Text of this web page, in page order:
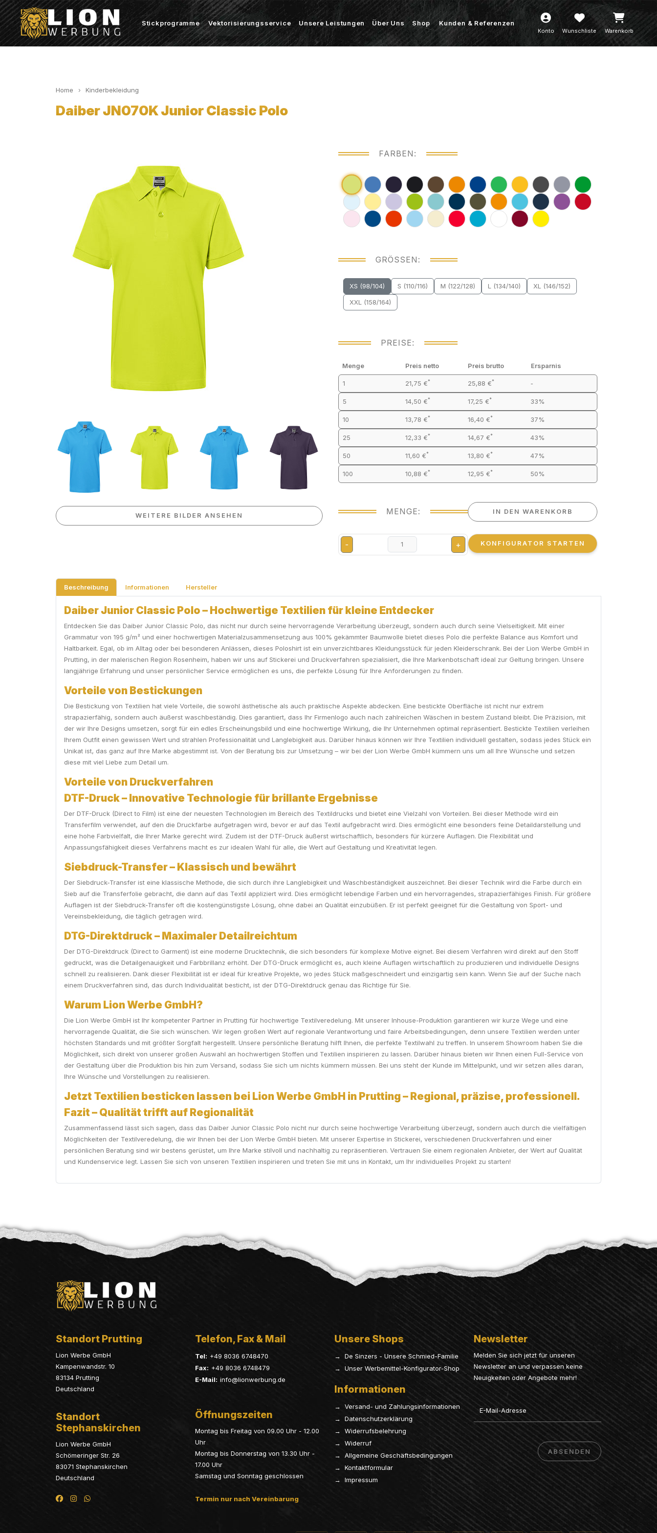
Stickprogramme Vektorisierungsservice Unsere Leistungen Über Uns Shop Kunden & Referenzen
Konto Wunschliste Warenkorb
Home Kinderbekleidung
Daiber JN070K Junior Classic Polo
WEITERE BILDER ANSEHEN
FARBEN:
GRÖSSEN:
XS (98/104) S (110/116) M (122/128) L (134/140) XL (146/152)
XXL (158/164)
PREISE:
Menge Preis netto Preis brutto Ersparnis
1 21,75 €* 25,88 €* -
5 14,50 €* 17,25 €* 33%
10 13,78 €* 16,40 €* 37%
25 12,33 €* 14,67 €* 43%
50 11,60 €* 13,80 €* 47%
100 10,88 €* 12,95 €* 50%
MENGE:
- +
IN DEN WARENKORB
KONFIGURATOR STARTEN
Beschreibung Informationen Hersteller
Daiber Junior Classic Polo – Hochwertige Textilien für kleine Entdecker
Entdecken Sie das Daiber Junior Classic Polo, das nicht nur durch seine hervorragende Verarbeitung überzeugt, sondern auch durch seine Vielseitigkeit. Mit einer
Grammatur von 195 g/m² und einer hochwertigen Materialzusammensetzung aus 100% gekämmter Baumwolle bietet dieses Polo die perfekte Balance aus Komfort und
Haltbarkeit. Egal, ob im Alltag oder bei besonderen Anlässen, dieses Poloshirt ist ein unverzichtbares Kleidungsstück für jeden Kleiderschrank. Bei der Lion Werbe GmbH in
Prutting, in der malerischen Region Rosenheim, haben wir uns auf Stickerei und Druckverfahren spezialisiert, die Ihre Markenbotschaft ideal zur Geltung bringen. Unsere
langjährige Erfahrung und unser persönlicher Service ermöglichen es uns, die perfekte Lösung für Ihre Anforderungen zu finden.
Vorteile von Bestickungen
Die Bestickung von Textilien hat viele Vorteile, die sowohl ästhetische als auch praktische Aspekte abdecken. Eine bestickte Oberfläche ist nicht nur extrem
strapazierfähig, sondern auch äußerst waschbeständig. Dies garantiert, dass Ihr Firmenlogo auch nach zahlreichen Wäschen in bestem Zustand bleibt. Die Präzision, mit
der wir Ihre Designs umsetzen, sorgt für ein edles Erscheinungsbild und eine hochwertige Wirkung, die Ihr Unternehmen optimal repräsentiert. Bestickte Textilien verleihen
Ihrem Outfit einen gewissen Wert und strahlen Professionalität und Langlebigkeit aus. Darüber hinaus können wir Ihre Textilien individuell gestalten, sodass jedes Stück ein
Unikat ist, das ganz auf Ihre Marke abgestimmt ist. Von der Beratung bis zur Umsetzung – wir bei der Lion Werbe GmbH kümmern uns um all Ihre Wünsche und setzen
diese mit viel Liebe zum Detail um.
Vorteile von Druckverfahren
DTF-Druck – Innovative Technologie für brillante Ergebnisse
Der DTF-Druck (Direct to Film) ist eine der neuesten Technologien im Bereich des Textildrucks und bietet eine Vielzahl von Vorteilen. Bei dieser Methode wird ein
Transferfilm verwendet, auf den die Druckfarbe aufgetragen wird, bevor er auf das Textil aufgebracht wird. Dies ermöglicht eine besonders feine Detaildarstellung und
eine hohe Farbvielfalt, die Ihrer Marke gerecht wird. Zudem ist der DTF-Druck äußerst wirtschaftlich, besonders für kürzere Auflagen. Die Flexibilität und
Anpassungsfähigkeit dieses Verfahrens macht es zur idealen Wahl für alle, die Wert auf Gestaltung und Kreativität legen.
Siebdruck-Transfer – Klassisch und bewährt
Der Siebdruck-Transfer ist eine klassische Methode, die sich durch ihre Langlebigkeit und Waschbeständigkeit auszeichnet. Bei dieser Technik wird die Farbe durch ein
Sieb auf die Transferfolie gebracht, die dann auf das Textil appliziert wird. Dies ermöglicht lebendige Farben und ein hervorragendes, strapazierfähiges Finish. Für größere
Auflagen ist der Siebdruck-Transfer oft die kostengünstigste Lösung, ohne dabei an Qualität einzubüßen. Er ist perfekt geeignet für die Gestaltung von Sport- und
Vereinsbekleidung, die täglich getragen wird.
DTG-Direktdruck – Maximaler Detailreichtum
Der DTG-Direktdruck (Direct to Garment) ist eine moderne Drucktechnik, die sich besonders für komplexe Motive eignet. Bei diesem Verfahren wird direkt auf den Stoff
gedruckt, was die Detailgenauigkeit und Farbbrillanz erhöht. Der DTG-Druck ermöglicht es, auch kleine Auflagen wirtschaftlich zu produzieren und individuelle Designs
schnell zu realisieren. Dank dieser Flexibilität ist er ideal für kreative Projekte, wo jedes Stück maßgeschneidert und einzigartig sein kann. Wenn Sie auf der Suche nach
einem Druckverfahren sind, das durch Individualität besticht, ist der DTG-Direktdruck genau das Richtige für Sie.
Warum Lion Werbe GmbH?
Die Lion Werbe GmbH ist Ihr kompetenter Partner in Prutting für hochwertige Textilveredelung. Mit unserer Inhouse-Produktion garantieren wir kurze Wege und eine
hervorragende Qualität, die Sie sich wünschen. Wir legen großen Wert auf regionale Verantwortung und faire Arbeitsbedingungen, denn unsere Textilien werden unter
höchsten Standards und mit größter Sorgfalt hergestellt. Unsere persönliche Beratung hilft Ihnen, die perfekte Textilwahl zu treffen. In unserem Showroom haben Sie die
Möglichkeit, sich direkt von unserer großen Auswahl an hochwertigen Stoffen und Textilien inspirieren zu lassen. Darüber hinaus bieten wir Ihnen einen Full-Service von
der Gestaltung über die Produktion bis hin zum Versand, sodass Sie sich um nichts kümmern müssen. Bei uns steht der Kunde im Mittelpunkt, und wir setzen alles daran,
Ihre Wünsche und Vorstellungen zu realisieren.
Jetzt Textilien besticken lassen bei Lion Werbe GmbH in Prutting – Regional, präzise, professionell.
Fazit – Qualität trifft auf Regionalität
Zusammenfassend lässt sich sagen, dass das Daiber Junior Classic Polo nicht nur durch seine hochwertige Verarbeitung überzeugt, sondern auch durch die vielfältigen
Möglichkeiten der Textilveredelung, die wir Ihnen bei der Lion Werbe GmbH bieten. Mit unserer Expertise in Stickerei, verschiedenen Druckverfahren und einer
persönlichen Beratung sind wir bestens gerüstet, um Ihre Marke stilvoll und nachhaltig zu repräsentieren. Vertrauen Sie einem regionalen Anbieter, der Wert auf Qualität
und Kundenservice legt. Lassen Sie sich von unseren Textilien inspirieren und treten Sie mit uns in Kontakt, um Ihr individuelles Projekt zu starten!
Standort Prutting
Lion Werbe GmbH
Kampenwandstr. 10
83134 Prutting
Deutschland
Standort
Stephanskirchen
Lion Werbe GmbH
Schömeringer Str. 26
83071 Stephanskirchen
Deutschland
Telefon, Fax & Mail
Tel: +49 8036 6748470
Fax: +49 8036 6748479
E-Mail: info@lionwerbung.de
Öffnungszeiten
Montag bis Freitag von 09.00 Uhr - 12.00
Uhr
Montag bis Donnerstag von 13.30 Uhr -
17.00 Uhr
Samstag und Sonntag geschlossen
Termin nur nach Vereinbarung
Unsere Shops
→ De Sinzers - Unsere Schmied-Familie
→ Unser Werbemittel-Konfigurator-Shop
Informationen
→ Versand- und Zahlungsinformationen
→ Datenschutzerklärung
→ Widerrufsbelehrung
→ Widerruf
→ Allgemeine Geschäftsbedingungen
→ Kontaktformular
→ Impressum
Newsletter
Melden Sie sich jetzt für unseren
Newsletter an und verpassen keine
Neuigkeiten oder Angebote mehr!
Email
ABSENDEN